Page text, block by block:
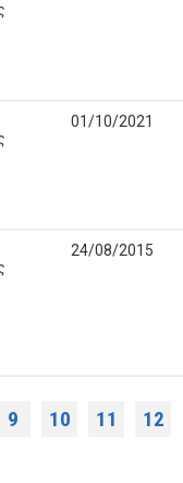
01/10/2021
24/08/2015
9 10 11 12